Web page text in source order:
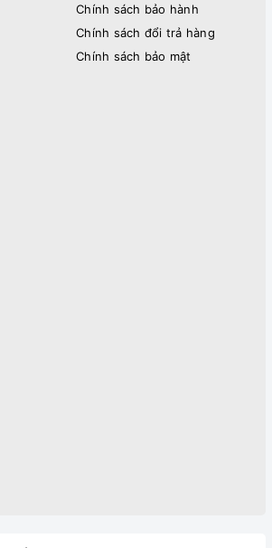
Chính sách bảo hành
Chính sách đổi trả hàng
Chính sách bảo mật